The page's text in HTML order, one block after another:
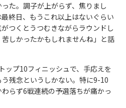
た。調子が上がらず、焦りまし
終日、もうこれ以上はないぐらい
つくとうつむきながらラウンドし
しかったかもしれませんね」と話
ップ10フィニッシュで、手応えを
残念というしかない。特に9-10
らず6戦連続の予選落ちが痛かっ